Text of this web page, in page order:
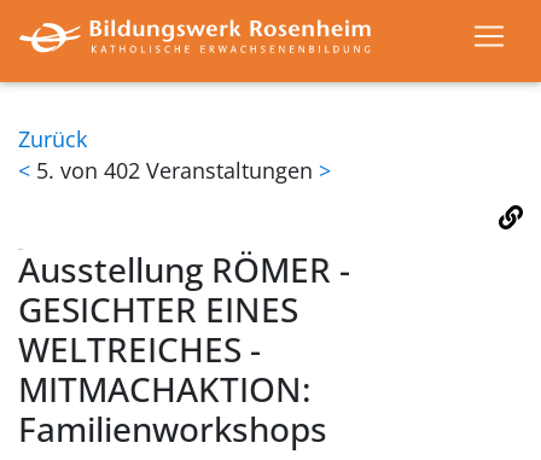
Zurück
< 5. von 402 Veranstaltungen >
Ausstellung RÖMER -
GESICHTER EINES
WELTREICHES -
MITMACHAKTION:
Familienworkshops